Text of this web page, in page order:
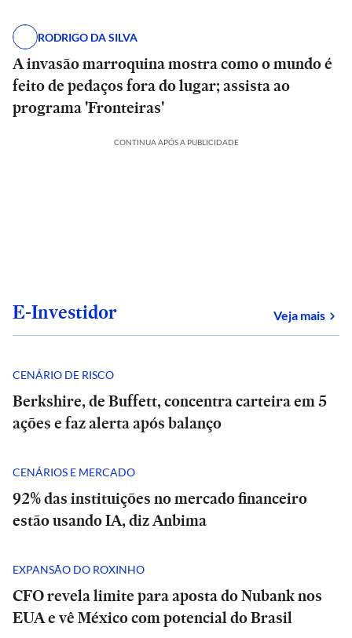
RODRIGO DA SILVA
A invasão marroquina mostra como o mundo é
feito de pedaços fora do lugar; assista ao
programa 'Fronteiras'
CONTINUA APÓS A PUBLICIDADE
E-Investidor Veja mais
CENÁRIO DE RISCO
Berkshire, de Buffett, concentra carteira em 5
ações e faz alerta após balanço
CENÁRIOS E MERCADO
92% das instituições no mercado financeiro
estão usando IA, diz Anbima
EXPANSÃO DO ROXINHO
CFO revela limite para aposta do Nubank nos
EUA e vê México com potencial do Brasil